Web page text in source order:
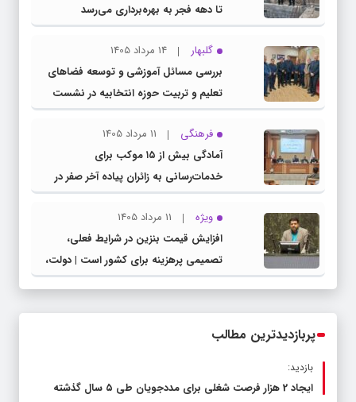
تا دهه فجر به بهره‌برداری می‌رسد
گلبهار
14 مرداد 1405
بررسی مسائل آموزشی و توسعه فضاهای
تعلیم و تربیت حوزه انتخابیه در نشست
مشترک عضو کمیسیون آموزش مجلس با
مدیرکل آموزش و پرورش خراسان رضوی
فرهنگی
11 مرداد 1405
آمادگی بیش از ۱۵ موکب برای
خدمات‌رسانی به زائران پیاده آخر صفر در
شهرستان چناران
ویژه
11 مرداد 1405
افزایش قیمت بنزین در شرایط فعلی،
تصمیمی پرهزینه برای کشور است | دولت،
قاچاق سوخت و عوامل اصلی ناترازی را
پربازدیدترین مطالب
بازدید:
ایجاد 2 هزار فرصت شغلی برای مددجویان طی ۵ سال گذشته